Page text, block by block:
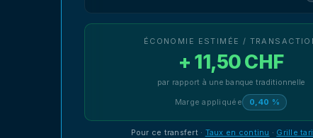
ÉCONOMIE ESTIMÉE /
+ 11,50 CHF
par rapport à une banque traditionnelle
Marge appliquée 0,40 %
Pour ce transfert· Taux en continu · Grille